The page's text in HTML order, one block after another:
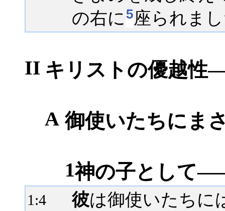
の右に5座られま
II キリストの優越
A 御使いたちにま
1神の子として
1:4 彼は御使いたちに